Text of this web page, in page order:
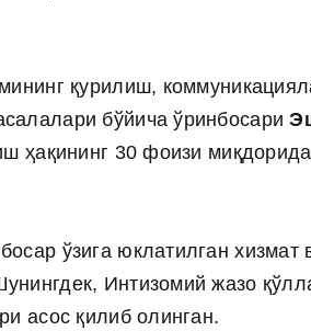
қурилиш,
бўйича ўринбосари
ҳақининг 30 фоизи
ўзига юклатилган
Интизомий жазо
асос қилиб олинган.